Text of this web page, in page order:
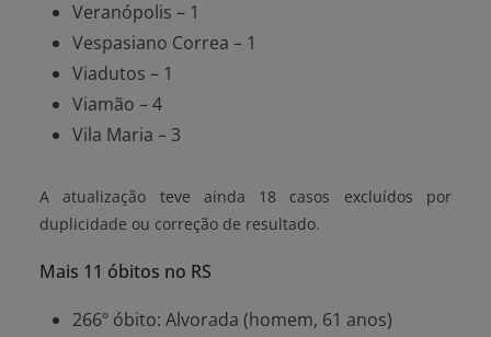
Veranópolis – 1
Vespasiano Correa – 1
Viadutos – 1
Viamão – 4
Vila Maria – 3
A atualização teve ainda 18 casos excluídos por
duplicidade ou correção de resultado.
Mais 11 óbitos no RS
266º óbito: Alvorada (homem, 61 anos)